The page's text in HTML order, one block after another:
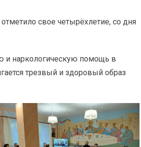
свое четырёхлетие, со дня
и наркологическую помощь в
трезвый и здоровый образ